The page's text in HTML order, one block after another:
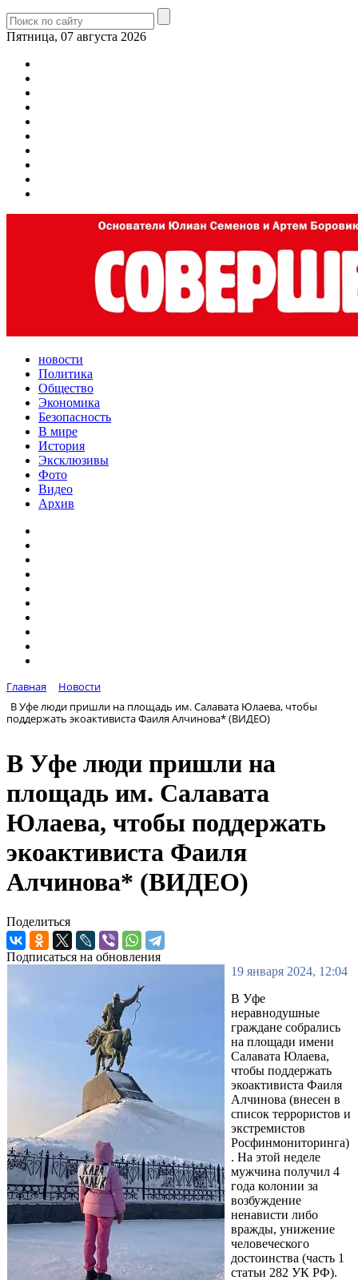
Пятница, 07 августа 2026
новости
Политика
Общество
Экономика
Безопасность
В мире
История
Эксклюзивы
Фото
Видео
Архив
Главная
Новости
В Уфе люди пришли на площадь им. Салавата Юлаева, чтобы
поддержать экоактивиста Фаиля Алчинова* (ВИДЕО)
В Уфе люди пришли на
площадь им. Салавата
Юлаева, чтобы поддержать
экоактивиста Фаиля
Алчинова* (ВИДЕО)
Поделиться
Подписаться на обновления
19 января 2024, 12:04
В Уфе
неравнодушные
граждане собрались
на площади имени
Салавата Юлаева,
чтобы поддержать
экоактивиста Фаиля
Алчинова (внесен в
список террористов и
экстремистов
Росфинмониторинга)
. На этой неделе
мужчина получил 4
года колонии за
возбуждение
ненависти либо
вражды, унижение
человеческого
достоинства (часть 1
статьи 282 УК РФ).